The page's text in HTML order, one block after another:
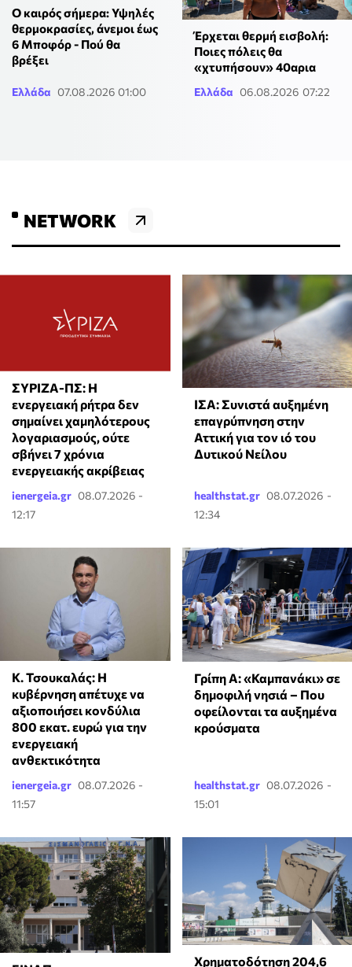
Ο καιρός σήμερα: Υψηλές
θερμοκρασίες, άνεμοι έως
6 Μποφόρ - Πού θα
βρέξει
Ελλάδα 07.08.2026 01:00
Έρχεται θερμή εισβολή:
Ποιες πόλεις θα
«χτυπήσουν» 40αρια
Ελλάδα 06.08.2026 07:22
NETWORK
ΣΥΡΙΖΑ-ΠΣ: Η
ενεργειακή ρήτρα δεν
σημαίνει χαμηλότερους
λογαριασμούς, ούτε
σβήνει 7 χρόνια
ενεργειακής ακρίβειας
ienergeia.gr 08.07.2026 -
12:17
ΙΣΑ: Συνιστά αυξημένη
επαγρύπνηση στην
Αττική για τον ιό του
Δυτικού Νείλου
healthstat.gr 08.07.2026 -
12:34
Κ. Τσουκαλάς: Η
κυβέρνηση απέτυχε να
αξιοποιήσει κονδύλια
800 εκατ. ευρώ για την
ενεργειακή
ανθεκτικότητα
ienergeia.gr 08.07.2026 -
11:57
Γρίπη Α: «Καμπανάκι» σε
δημοφιλή νησιά – Που
οφείλονται τα αυξημένα
κρούσματα
healthstat.gr 08.07.2026 -
15:01
Χρηματοδότηση 204,6